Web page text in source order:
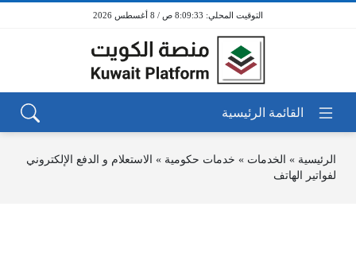
8:09:33 ص / 8 أغسطس 2026
الرئيسية » الخدمات » خدمات حكومية » الاستعلام و الدفع الإلكتروني
لفواتير الهاتف